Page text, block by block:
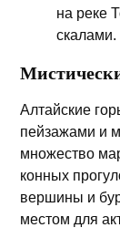
на реке
скалами.
Алтайские
пейзажами и
множество
конных
вершины и
местом для